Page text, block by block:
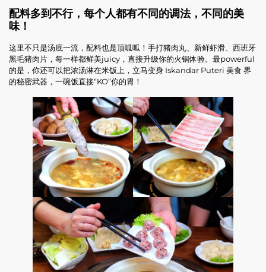
配料多到不行，每个人都有不同的调法，不同的美
味！
这里不只是汤底一流，配料也是顶呱呱！手打猪肉丸、新鲜虾滑、西班牙
黑毛猪肉片，每一样都鲜美juicy，直接升级你的火锅体验。最powerful
的是，你还可以把浓汤淋在米饭上，立马变身 Iskandar Puteri 美食 界
的秘密武器，一碗饭直接“KO”你的胃！